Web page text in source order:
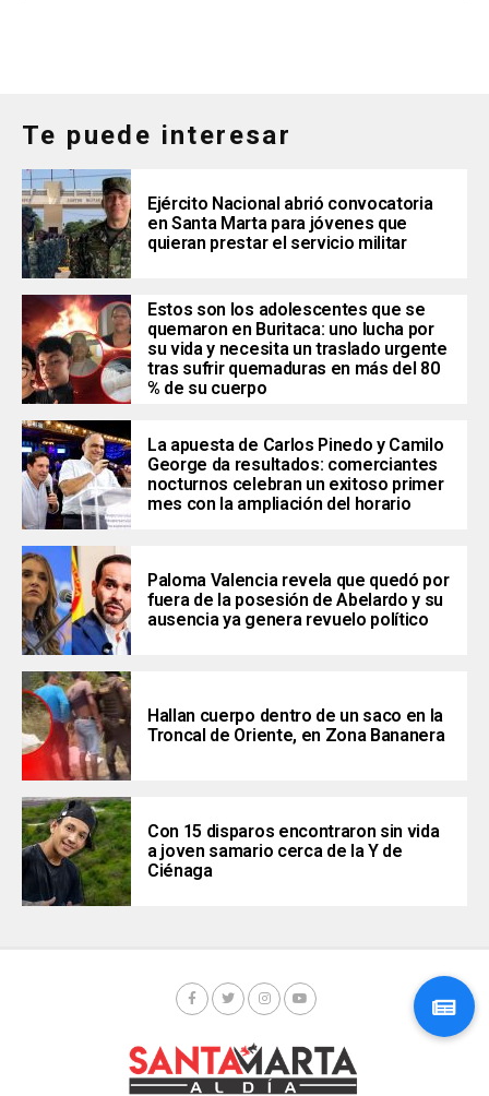
Te puede interesar
Ejército Nacional abrió convocatoria
en Santa Marta para jóvenes que
quieran prestar el servicio militar
Estos son los adolescentes que se
quemaron en Buritaca: uno lucha por
su vida y necesita un traslado urgente
tras sufrir quemaduras en más del 80
% de su cuerpo
La apuesta de Carlos Pinedo y Camilo
George da resultados: comerciantes
nocturnos celebran un exitoso primer
mes con la ampliación del horario
Paloma Valencia revela que quedó por
fuera de la posesión de Abelardo y su
ausencia ya genera revuelo político
Hallan cuerpo dentro de un saco en la
Troncal de Oriente, en Zona Bananera
Con 15 disparos encontraron sin vida
a joven samario cerca de la Y de
Ciénaga